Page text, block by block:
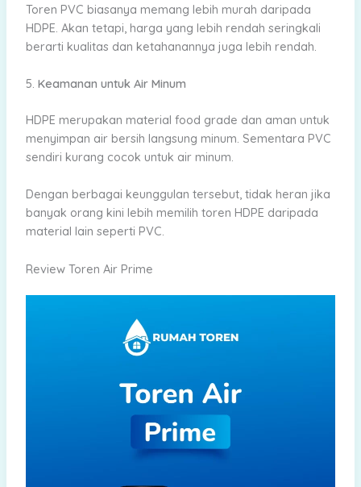
Toren PVC biasanya memang lebih murah daripada
HDPE. Akan tetapi, harga yang lebih rendah seringkali
berarti kualitas dan ketahanannya juga lebih rendah.
5. Keamanan untuk Air Minum
HDPE merupakan material food grade dan aman untuk
menyimpan air bersih langsung minum. Sementara PVC
sendiri kurang cocok untuk air minum.
Dengan berbagai keunggulan tersebut, tidak heran jika
banyak orang kini lebih memilih toren HDPE daripada
material lain seperti PVC.
Review Toren Air Prime